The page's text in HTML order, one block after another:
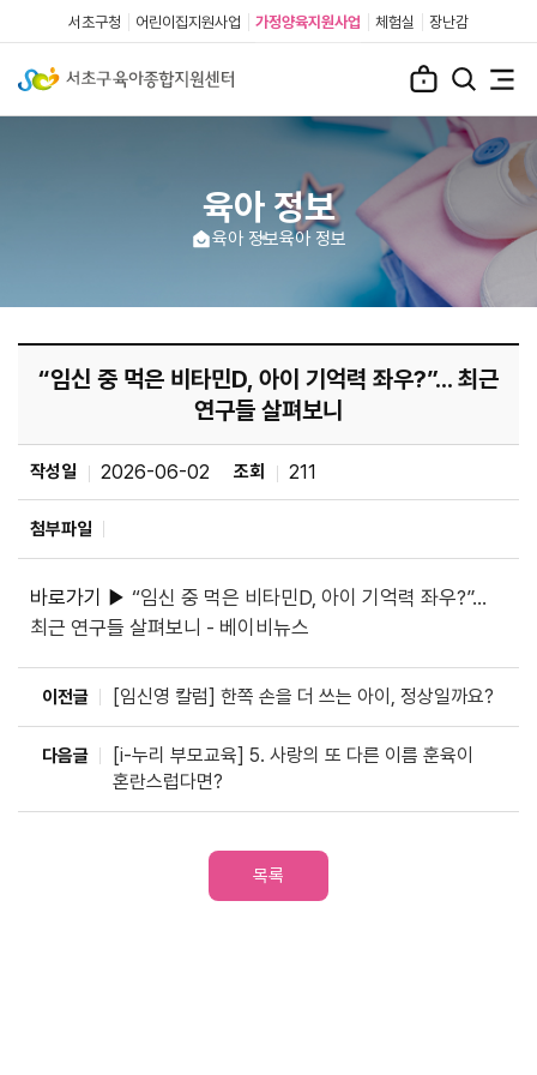
서초구청 어린이집지원사업 가정양육지원사업 체험실 장난감
육아 정보
육아 정보육아 정보
“임신 중 먹은 비타민D, 아이 기억력 좌우?”... 최근
연구들 살펴보니
작성일 2026-06-02 조회 211
첨부파일
바로가기 ▶ “임신 중 먹은 비타민D, 아이 기억력 좌우?”...
최근 연구들 살펴보니 - 베이비뉴스
이전글 [임신영 칼럼] 한쪽 손을 더 쓰는 아이, 정상일까요?
다음글
[i-누리 부모교육] 5. 사랑의 또 다른 이름 훈육이
혼란스럽다면?
목록